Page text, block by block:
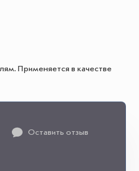
Применяется в качестве
Оставить отзыв